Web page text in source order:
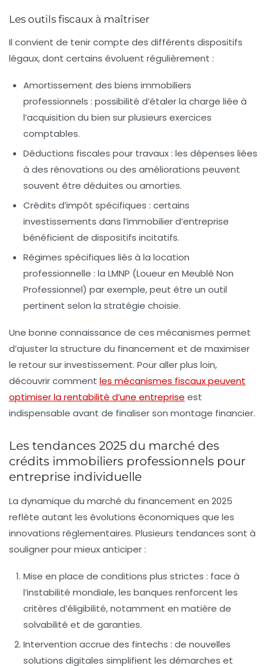
Les outils fiscaux à maîtriser
Il convient de tenir compte des différents dispositifs
légaux, dont certains évoluent régulièrement :
Amortissement des biens immobiliers
professionnels : possibilité d’étaler la charge liée à
l’acquisition du bien sur plusieurs exercices
comptables.
Déductions fiscales pour travaux : les dépenses liées
à des rénovations ou des améliorations peuvent
souvent être déduites ou amorties.
Crédits d’impôt spécifiques : certains
investissements dans l’immobilier d’entreprise
bénéficient de dispositifs incitatifs.
Régimes spécifiques liés à la location
professionnelle : la LMNP (Loueur en Meublé Non
Professionnel) par exemple, peut être un outil
pertinent selon la stratégie choisie.
Une bonne connaissance de ces mécanismes permet
d’ajuster la structure du financement et de maximiser
le retour sur investissement. Pour aller plus loin,
découvrir comment les mécanismes fiscaux peuvent
optimiser la rentabilité d’une entreprise est
indispensable avant de finaliser son montage financier.
Les tendances 2025 du marché des
crédits immobiliers professionnels pour
entreprise individuelle
La dynamique du marché du financement en 2025
reflète autant les évolutions économiques que les
innovations réglementaires. Plusieurs tendances sont à
souligner pour mieux anticiper :
Mise en place de conditions plus strictes : face à
l’instabilité mondiale, les banques renforcent les
critères d’éligibilité, notamment en matière de
solvabilité et de garanties.
Intervention accrue des fintechs : de nouvelles
solutions digitales simplifient les démarches et